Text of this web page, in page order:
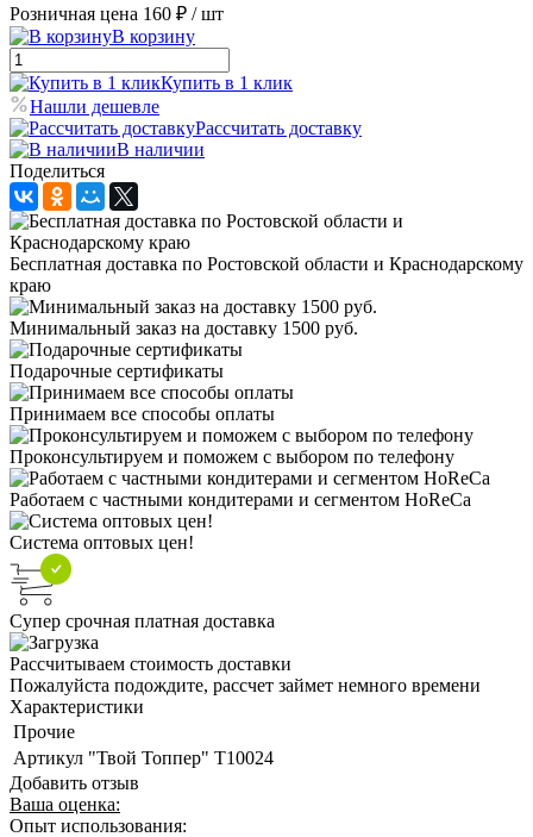
Розничная цена 160 ₽ / шт
В корзину
Купить в 1 клик
Нашли дешевле
Рассчитать доставку
В наличии
Поделиться
Бесплатная доставка по Ростовской области и Краснодарскому
краю
Минимальный заказ на доставку 1500 руб.
Подарочные сертификаты
Принимаем все способы оплаты
Проконсультируем и поможем с выбором по телефону
Работаем с частными кондитерами и сегментом HoReCa
Система оптовых цен!
Супер срочная платная доставка
Рассчитываем стоимость доставки
Пожалуйста подождите, рассчет займет немного времени
Характеристики
Прочие
Артикул "Твой Топпер" Т10024
Добавить отзыв
Ваша оценка:
Опыт использования: